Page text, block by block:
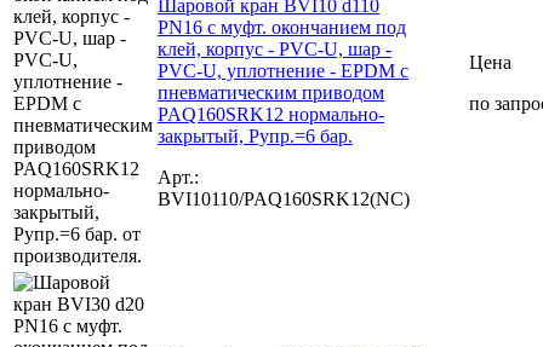
Шаровой кран BVI10 d110
PN16 с муфт. окончанием под
клей, корпус - PVC-U, шар -
PVC-U, уплотнение - EPDM с
пневматическим приводом
PAQ160SRK12 нормально-
закрытый, Рупр.=6 бар.
Арт.:
BVI10110/PAQ160SRK12(NC)
Цена
по